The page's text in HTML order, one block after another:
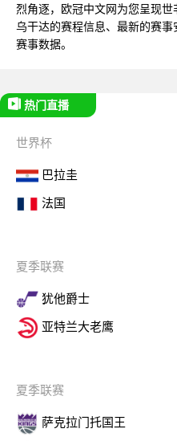
烈角逐，欧冠中文网为您呈现
乌干达的赛程信息、最新的赛
赛事数据。
热门直播
世界杯
巴拉圭
法国
夏季联赛
犹他爵士
亚特兰大老鹰
夏季联赛
萨克拉门托国王